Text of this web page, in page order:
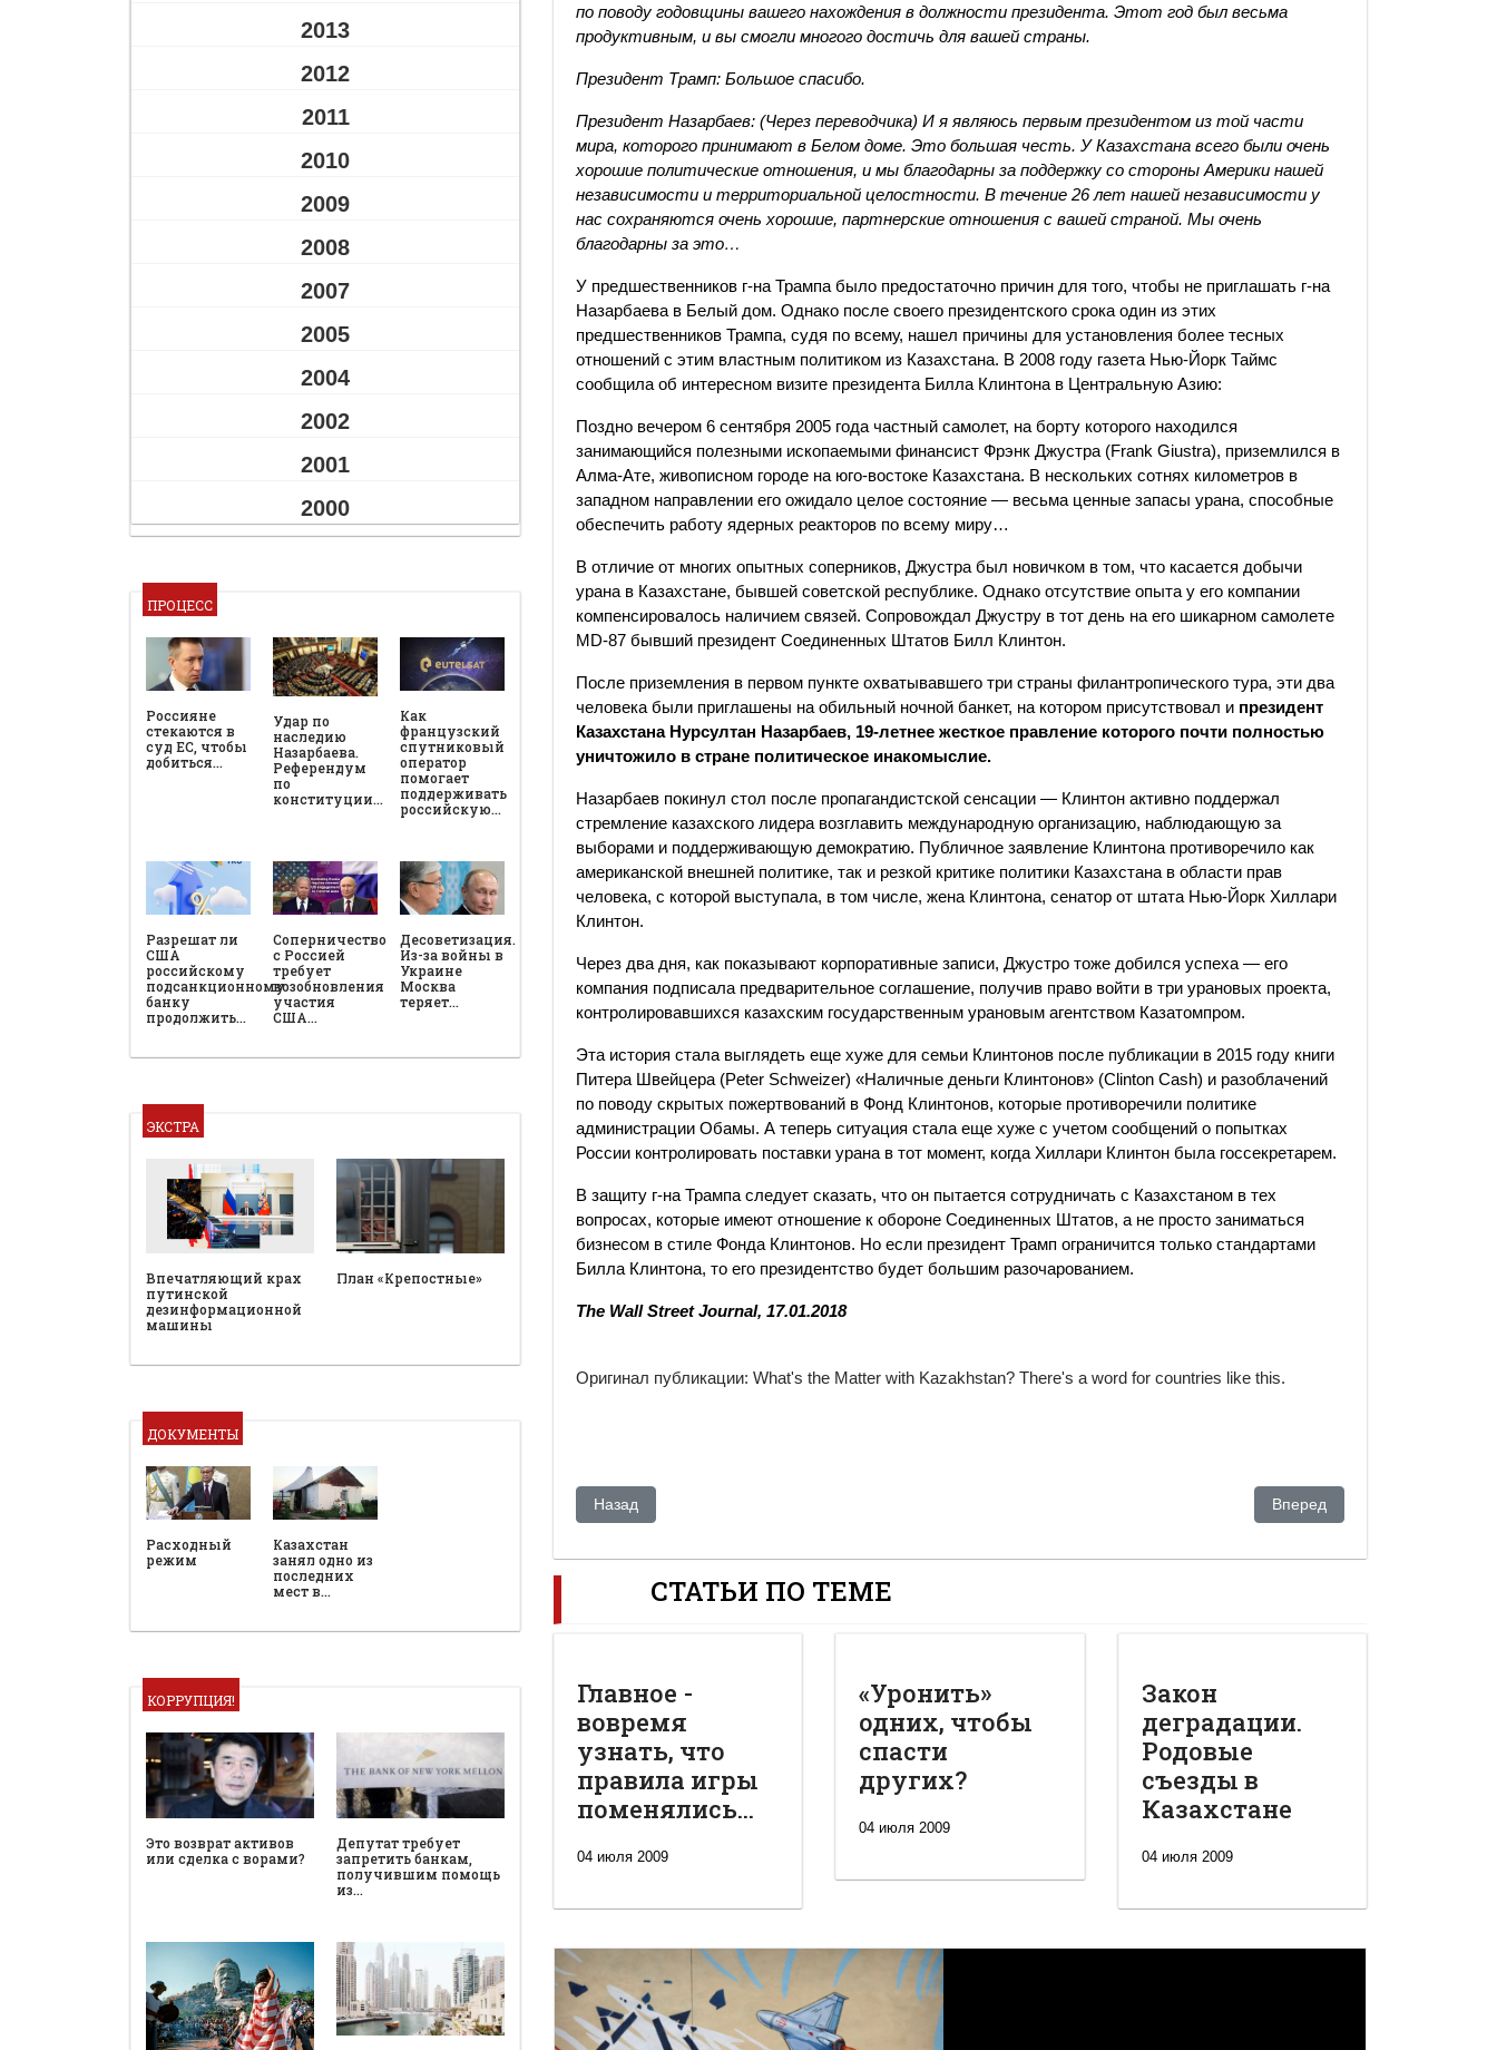
2013
2012
2011
2010
2009
2008
2007
2005
2004
2002
2001
2000
ПРОЦЕСС
Россияне
стекаются в
суд ЕС, чтобы
добиться…
Удар по
наследию
Назарбаева.
Референдум
по
конституции…
Как
французский
спутниковый
оператор
помогает
поддерживать
российскую…
Разрешат ли
США
российскому
подсанкционному
банку
продолжить…
Соперничество
с Россией
требует
возобновления
участия
США…
Десоветизация.
Из-за войны в
Украине
Москва
теряет…
ЭКСТРА
Впечатляющий крах
путинской
дезинформационной
машины
План «Крепостные»
ДОКУМЕНТЫ
Расходный
режим
Казахстан
занял одно из
последних
мест в…
КОРРУПЦИЯ!
Это возврат активов
или сделка с ворами?
Депутат требует
запретить банкам,
получившим помощь
из…
по поводу годовщины вашего нахождения в должности президента. Этот год был весьма
продуктивным, и вы смогли многого достичь для вашей страны.
Президент Трамп: Большое спасибо.
Президент Назарбаев: (Через переводчика) И я являюсь первым президентом из той части
мира, которого принимают в Белом доме. Это большая честь. У Казахстана всего были очень
хорошие политические отношения, и мы благодарны за поддержку со стороны Америки нашей
независимости и территориальной целостности. В течение 26 лет нашей независимости у
нас сохраняются очень хорошие, партнерские отношения с вашей страной. Мы очень
благодарны за это…
У предшественников г-на Трампа было предостаточно причин для того, чтобы не приглашать г-на
Назарбаева в Белый дом. Однако после своего президентского срока один из этих
предшественников Трампа, судя по всему, нашел причины для установления более тесных
отношений с этим властным политиком из Казахстана. В 2008 году газета Нью-Йорк Таймс
сообщила об интересном визите президента Билла Клинтона в Центральную Азию:
Поздно вечером 6 сентября 2005 года частный самолет, на борту которого находился
занимающийся полезными ископаемыми финансист Фрэнк Джустра (Frank Giustra), приземлился в
Алма-Ате, живописном городе на юго-востоке Казахстана. В нескольких сотнях километров в
западном направлении его ожидало целое состояние — весьма ценные запасы урана, способные
обеспечить работу ядерных реакторов по всему миру…
В отличие от многих опытных соперников, Джустра был новичком в том, что касается добычи
урана в Казахстане, бывшей советской республике. Однако отсутствие опыта у его компании
компенсировалось наличием связей. Сопровождал Джустру в тот день на его шикарном самолете
MD-87 бывший президент Соединенных Штатов Билл Клинтон.
После приземления в первом пункте охватывавшего три страны филантропического тура, эти два
человека были приглашены на обильный ночной банкет, на котором присутствовал и президент
Казахстана Нурсултан Назарбаев, 19-летнее жесткое правление которого почти полностью
уничтожило в стране политическое инакомыслие.
Назарбаев покинул стол после пропагандистской сенсации — Клинтон активно поддержал
стремление казахского лидера возглавить международную организацию, наблюдающую за
выборами и поддерживающую демократию. Публичное заявление Клинтона противоречило как
американской внешней политике, так и резкой критике политики Казахстана в области прав
человека, с которой выступала, в том числе, жена Клинтона, сенатор от штата Нью-Йорк Хиллари
Клинтон.
Через два дня, как показывают корпоративные записи, Джустро тоже добился успеха — его
компания подписала предварительное соглашение, получив право войти в три урановых проекта,
контролировавшихся казахским государственным урановым агентством Казатомпром.
Эта история стала выглядеть еще хуже для семьи Клинтонов после публикации в 2015 году книги
Питера Швейцера (Peter Schweizer) «Наличные деньги Клинтонов» (Clinton Cash) и разоблачений
по поводу скрытых пожертвований в Фонд Клинтонов, которые противоречили политике
администрации Обамы. А теперь ситуация стала еще хуже с учетом сообщений о попытках
России контролировать поставки урана в тот момент, когда Хиллари Клинтон была госсекретарем.
В защиту г-на Трампа следует сказать, что он пытается сотрудничать с Казахстаном в тех
вопросах, которые имеют отношение к обороне Соединенных Штатов, а не просто заниматься
бизнесом в стиле Фонда Клинтонов. Но если президент Трамп ограничится только стандартами
Билла Клинтона, то его президентство будет большим разочарованием.
The Wall Street Journal, 17.01.2018
Оригинал публикации: What's the Matter with Kazakhstan? There's a word for countries like this.
Предыдущий: Встреча Назарбаева и Трампа прошла почти по сценарию, предначертанному накануне экспертами и
Назад Следующий: Ядерное оружие
Вперед
СТАТЬИ ПО ТЕМЕ
Главное -
вовремя
узнать, что
правила игры
поменялись...
04 июля 2009
«Уронить»
одних, чтобы
спасти
других?
04 июля 2009
Закон
деградации.
Родовые
съезды в
Казахстане
04 июля 2009